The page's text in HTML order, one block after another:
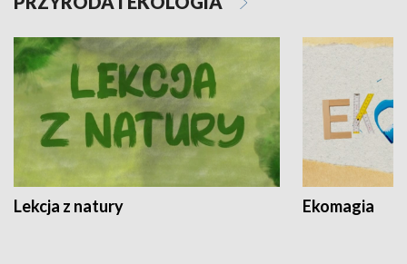
Lekcja z natury Ekomagia